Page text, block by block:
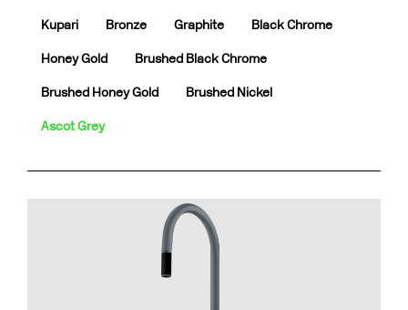
Kupari Bronze Graphite Black Chrome
Honey Gold Brushed Black Chrome
Brushed Honey Gold Brushed Nickel
Ascot Grey